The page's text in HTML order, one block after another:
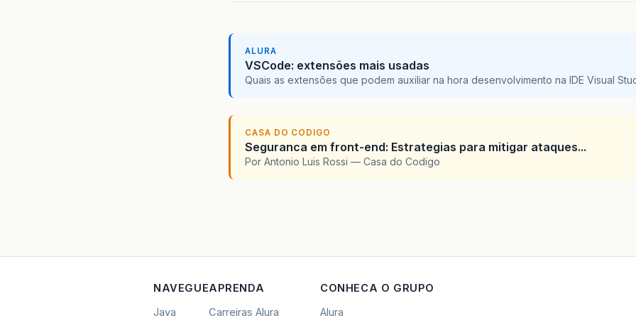
ALURA
VSCode: extensões mais usadas
Quais as extensões que podem auxiliar na hora desenvolvimento na IDE Visual
CASA DO CODIGO
Seguranca em front-end: Estrategias para mitigar ataques...
Por Antonio Luis Rossi — Casa do Codigo
NAVEGUE
Java
APRENDA
Carreiras Alura
CONHECA O GRUPO
Alura